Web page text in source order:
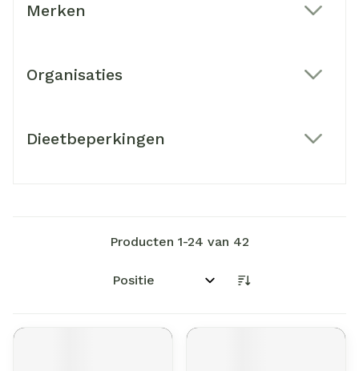
Merken
Organisaties
Dieetbeperkingen
Producten 1-24 van 42
Sorteer op: